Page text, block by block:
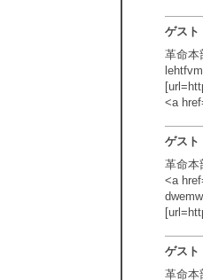
ゲスト
革命本
<a
ゲスト
革命本
<a
ゲスト
革命本